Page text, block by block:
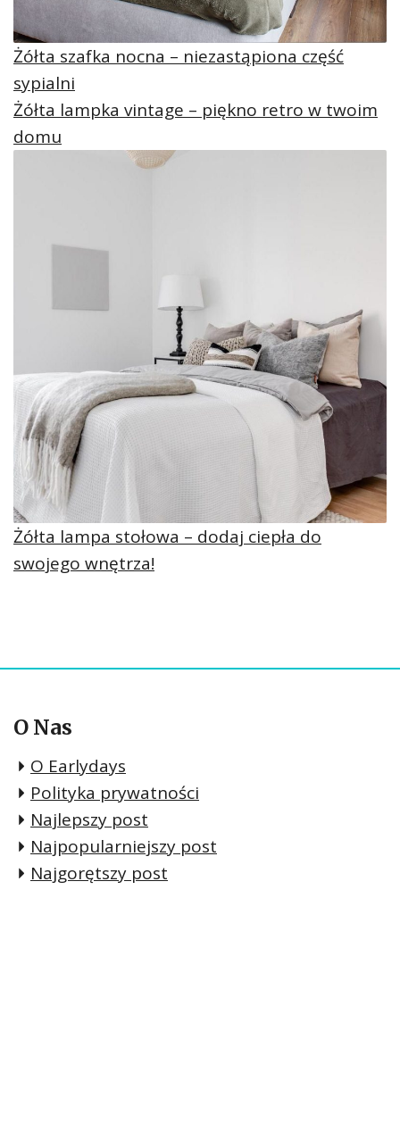
Żółta szafka nocna – niezastąpiona część
sypialni
Żółta lampka vintage – piękno retro w twoim
domu
Żółta lampa stołowa – dodaj ciepła do
swojego wnętrza!
O Nas
O Earlydays
Polityka prywatności
Najlepszy post
Najpopularniejszy post
Najgorętszy post